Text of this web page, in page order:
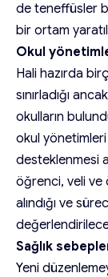
de teneffüsler
bir ortam
Okul
Hali hazırda
sınırladığı
okulların
okul
desteklenmesi
öğrenci, veli ve
alındığı ve
Sağlık
Yeni